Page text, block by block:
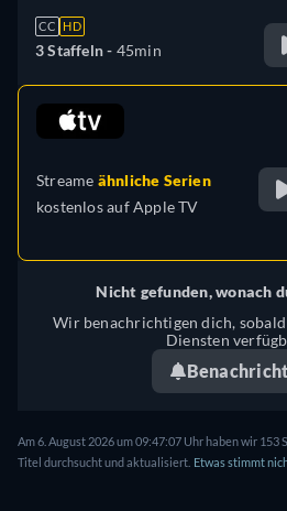
CC HD
3 Staffeln - 45min
Streame ähnliche Serien
kostenlos aufApple TV
Nicht gefunden, wonach
Wir benachrichtigen dich,
Diensten
Am 6. August 2026 um 09:47:07 Uhr haben wir
Titel durchsucht und aktualisiert. Etwas stimmt